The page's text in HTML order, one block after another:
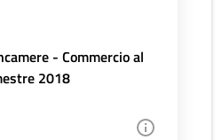
- Commercio al
2018